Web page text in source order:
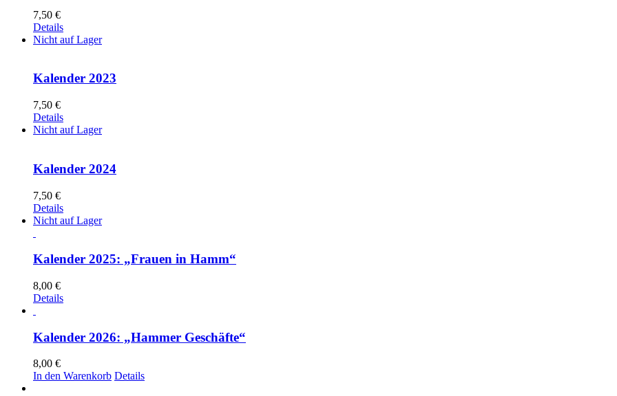
7,50 €
Details
Nicht auf Lager
Kalender 2023
7,50 €
Details
Nicht auf Lager
Kalender 2024
7,50 €
Details
Nicht auf Lager
Kalender 2025: „Frauen in Hamm“
8,00 €
Details
Kalender 2026: „Hammer Geschäfte“
8,00 €
In den Warenkorb Details